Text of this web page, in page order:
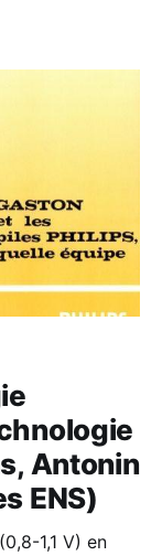
? Un
ça ?
Antonin
ENS)
1,1 V) en